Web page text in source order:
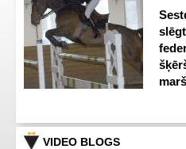
VIDEO BLOGS